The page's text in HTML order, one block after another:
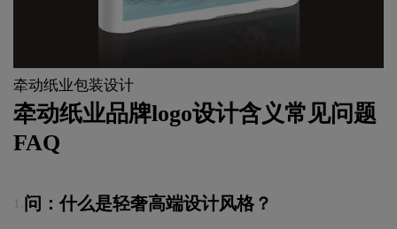
牵动纸业包装设计
牵动纸业品牌logo设计含义常见问题
FAQ
问：什么是轻奢高端设计风格？